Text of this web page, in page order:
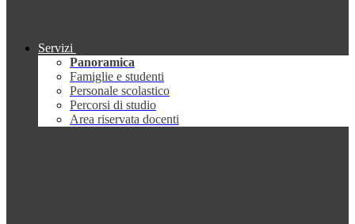
Servizi
Panoramica
Famiglie e studenti
Personale scolastico
Percorsi di studio
Area riservata docenti